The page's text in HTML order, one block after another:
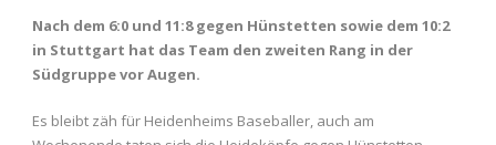
Nach dem 6:0 und 11:8 gegen Hünstetten sowie dem 10:2
in Stuttgart hat das Team den zweiten Rang in der
Südgruppe vor Augen.
Es bleibt zäh für Heidenheims Baseballer, auch am